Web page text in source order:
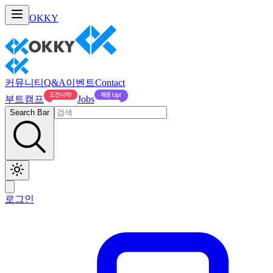
OKKY
커뮤니티 Q&A이벤트Contact
부트캠프
Jobs
Search Bar
로그인